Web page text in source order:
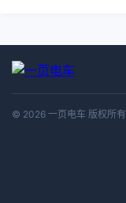
© 2026 一页电车 版权所有